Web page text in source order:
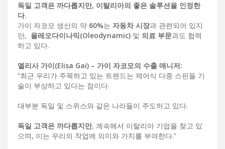
독일 고객은 까다롭지만, 이탈리아의 좋은 솔루션을 인정한
다.
가이 자코모 생산의 약 60%는 자동차 시장과 관련되어 있지
만, 올레오다이나믹(Oleodynamic) 및 의료 부문과도 협력
하고 있다.
엘리사 가이(Elisa Gai) – 가이 자코모의 수출 매니저:
“최근 우리가 주목하고 있는 트렌드는 제어식 다중 스핀들 기
술이 부상하고 있다는 점이다.
대부분 독일 및 스위스와 같은 나라들이 주도하고 있다.
독일 고객은 까다롭지만, 계속해서 이탈리아 기업을 찾고 있
으며, 이는 우리의 작업에 의미와 가치를 부여한다.”